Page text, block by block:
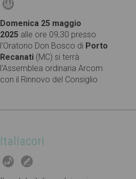
Domenica 25 maggio
2025 alle ore 09,30 presso
l'Oratorio Don Bosco di Porto
Recanati(MC) si terrà
l'Assemblea ordinaria Arcom
con il Rinnovo del Consiglio
Italiacori